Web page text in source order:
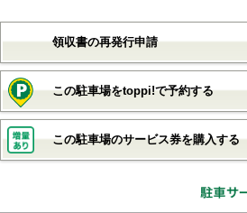
領収書の再発行申請
この駐車場をtoppi!で予約する
この駐車場のサービス券を購入する